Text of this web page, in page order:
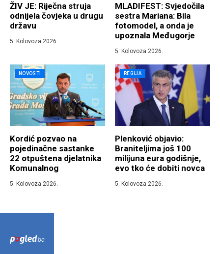
ŽIV JE: Riječna struja
odnijela čovjeka u drugu
državu
5. Kolovoza 2026.
MLADIFEST: Svjedočila
sestra Mariana: Bila
fotomodel, a onda je
upoznala Međugorje
5. Kolovoza 2026.
NOVOSTI
Kordić pozvao na
pojedinačne sastanke
22 otpuštena djelatnika
Komunalnog
5. Kolovoza 2026.
REGIJA
Plenković objavio:
Braniteljima još 100
milijuna eura godišnje,
evo tko će dobiti novca
5. Kolovoza 2026.